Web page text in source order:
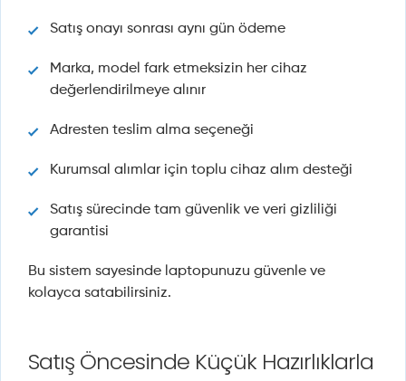
Satış onayı sonrası aynı gün ödeme
Marka, model fark etmeksizin her cihaz
değerlendirilmeye alınır
Adresten teslim alma seçeneği
Kurumsal alımlar için toplu cihaz alım desteği
Satış sürecinde tam güvenlik ve veri gizliliği
garantisi
Bu sistem sayesinde laptopunuzu güvenle ve
kolayca satabilirsiniz.
Satış Öncesinde Küçük Hazırlıklarla